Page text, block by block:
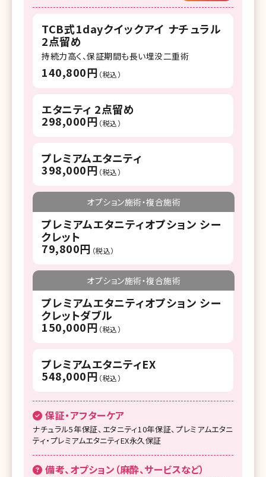
TCB式1dayクイックアイ ナチュラル
2点留め
持続力高く、保証期間も長い埋没二重術
140,800円 （税込）
エタニティ 2点留め
298,000円 （税込）
プレミアムエタニティ
398,000円 （税込）
オプション施術・複合施術
プレミアムエタニティオプション シー
クレット
79,800円 （税込）
オプション施術・複合施術
プレミアムエタニティオプション シー
クレットダブル
150,000円 （税込）
プレミアムエタニティEX
548,000円 （税込）
保証・アフターケア
ナチュラル5年保証、エタニティ10年保証、プレミアムエタニ
ティ・プレミアムエタニティEX永久保証
備考、オプション（麻酔、サービスなど）